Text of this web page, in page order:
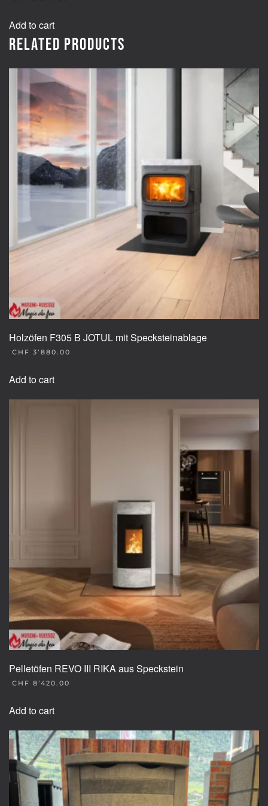
Add to cart
Related products
Holzöfen F305 B JOTUL mit Specksteinablage
CHF 3’880.00
Add to cart
Pelletöfen REVO III RIKA aus Speckstein
CHF 8’420.00
Add to cart